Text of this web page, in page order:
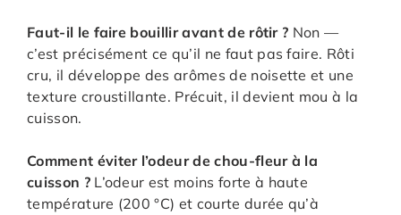
Faut-il le faire bouillir avant de rôtir ? Non —
c’est précisément ce qu’il ne faut pas faire. Rôti
cru, il développe des arômes de noisette et une
texture croustillante. Précuit, il devient mou à la
cuisson.
Comment éviter l’odeur de chou-fleur à la
cuisson ?L’odeur est moins forte à haute
température (200 °C) et courte durée qu’à